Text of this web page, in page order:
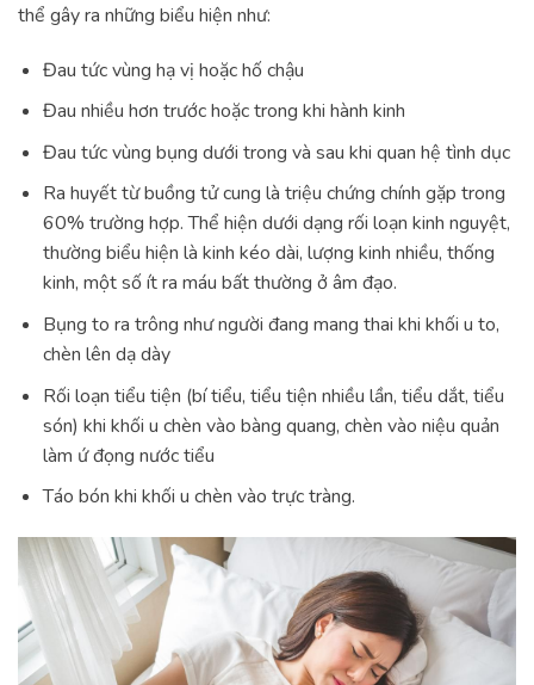
thể gây ra những biểu hiện như:
Đau tức vùng hạ vị hoặc hố chậu
Đau nhiều hơn trước hoặc trong khi hành kinh
Đau tức vùng bụng dưới trong và sau khi quan hệ tình dục
Ra huyết từ buồng tử cung là triệu chứng chính gặp trong
60% trường hợp. Thể hiện dưới dạng rối loạn kinh nguyệt,
thường biểu hiện là kinh kéo dài, lượng kinh nhiều, thống
kinh, một số ít ra máu bất thường ở âm đạo.
Bụng to ra trông như người đang mang thai khi khối u to,
chèn lên dạ dày
Rối loạn tiểu tiện (bí tiểu, tiểu tiện nhiều lần, tiểu dắt, tiểu
són) khi khối u chèn vào bàng quang, chèn vào niệu quản
làm ứ đọng nước tiểu
Táo bón khi khối u chèn vào trực tràng.